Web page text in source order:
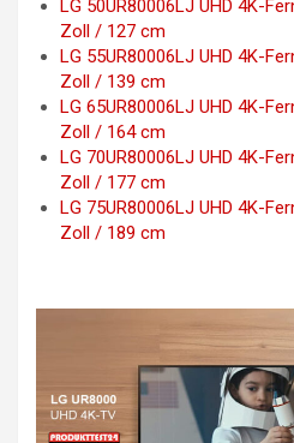
LG 50UR80006LJ UHD 4K-
Zoll / 127 cm
LG 55UR80006LJ UHD 4K-
Zoll / 139 cm
LG 65UR80006LJ UHD 4K-
Zoll / 164 cm
LG 70UR80006LJ UHD 4K-
Zoll / 177 cm
LG 75UR80006LJ UHD 4K-
Zoll / 189 cm